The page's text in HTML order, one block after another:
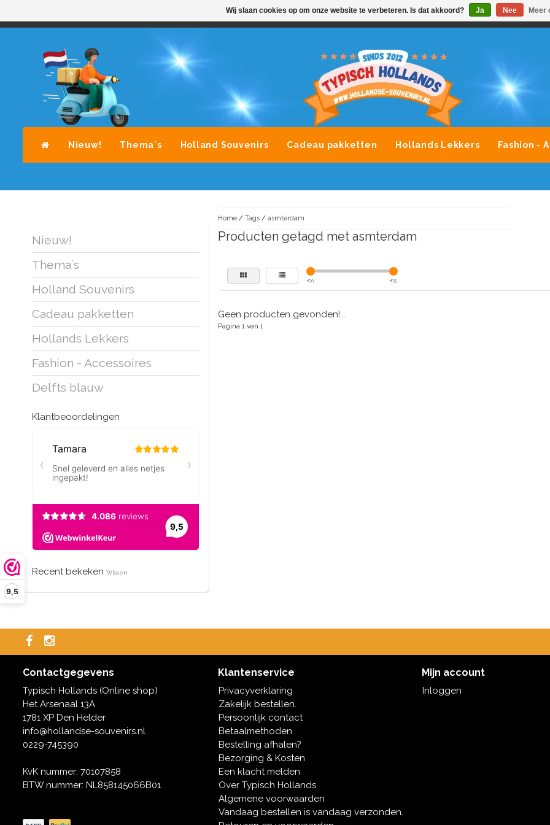
9,5
AVONDLEVERING MOGELIJK ALLE MERKEN SOUVENIRS
Nieuw! Thema`s Holland Souvenirs Cadeau pakketten Hollands Lekkers Fashion -
Nieuw!
Thema`s
Holland Souvenirs
Cadeau pakketten
Hollands Lekkers
Fashion - Accessoires
Delfts blauw
Klantbeoordelingen
Recent bekeken Wissen
Home/ Tags/ asmterdam
Producten getagd met asmterdam
€0 €5
Geen producten gevonden!...
Pagina 1 van 1
Contactgegevens
Typisch Hollands (Online shop)
Het Arsenaal 13A
1781 XP Den Helder
info@hollandse-souvenirs.nl
0229-745390
KvK nummer: 70107858
BTW nummer: NL858145066B01
Klantenservice
Privacyverklaring
Zakelijk bestellen.
Persoonlijk contact
Betaalmethoden
Bestelling afhalen?
Bezorging & Kosten
Een klacht melden
Over Typisch Hollands
Algemene voorwaarden
Vandaag bestellen is vandaag verzonden.
Mijn account
Inloggen
Wij slaan cookies op om onze website te verbeteren. Is dat akkoord? Ja Nee Meer